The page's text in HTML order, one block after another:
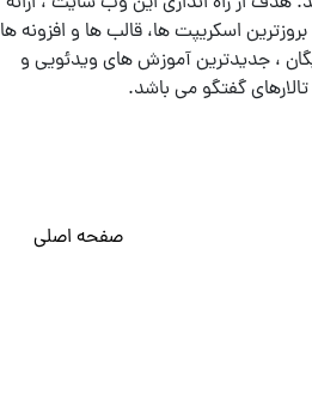
اسکریپت ها، قالب ها و افزونه ها
، جدیدترین آموزش های ویدئویی و
گفتگو می باشد.
صفحه اصلی